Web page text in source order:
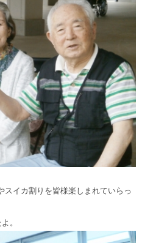
イカ割りを皆様楽しまれていらっ
。